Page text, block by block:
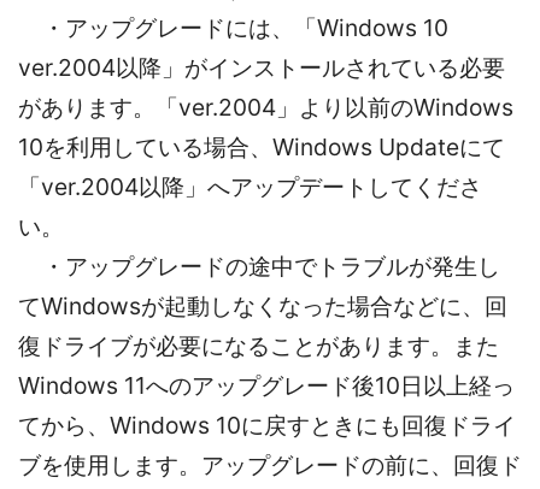
・アップグレードには、「Windows 10
ver.2004以降」がインストールされている必要
があります。「ver.2004」より以前のWindows
10を利用している場合、Windows Updateにて
「ver.2004以降」へアップデートしてくださ
い。
・アップグレードの途中でトラブルが発生し
てWindowsが起動しなくなった場合などに、回
復ドライブが必要になることがあります。また
Windows 11へのアップグレード後10日以上経っ
てから、Windows 10に戻すときにも回復ドライ
ブを使用します。アップグレードの前に、回復ド